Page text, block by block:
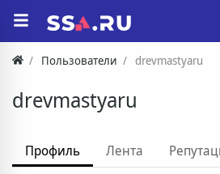
Пользователи drevmastyaru
drevmastyaru
Профиль Лента